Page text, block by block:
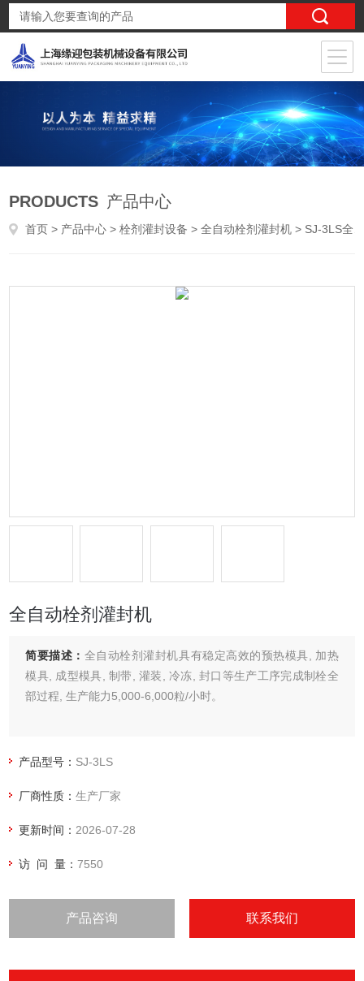
PRODUCTS 产品中心
首页 > 产品中心 >栓剂灌封设备 >全自动栓剂灌封机 > SJ-3LS全自动栓剂灌封机
全自动栓剂灌封机
简要描述： 全自动栓剂灌封机具有稳定高效的预热模具, 加热
模具, 成型模具, 制带, 灌装, 冷冻, 封口等生产工序完成制栓全
部过程, 生产能力5,000-6,000粒/小时。
产品型号： SJ-3LS
厂商性质：生产厂家
更新时间： 2026-07-28
访 问 量：7550
产品咨询 联系我们